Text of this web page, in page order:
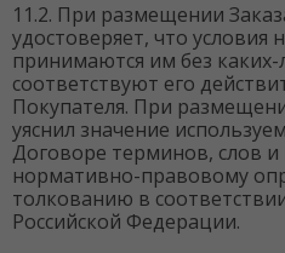
11.2. При размещении
удостоверяет, что условия
принимаются им без
соответствуют его
Покупателя. При
уяснил значение
Договоре терминов, слов
нормативно-правовому
толкованию в
Российской Федерации.